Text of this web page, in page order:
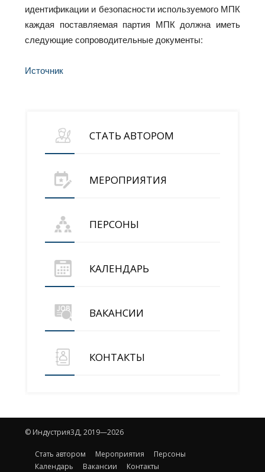
идентификации и безопасности используемого МПК
каждая поставляемая партия МПК должна иметь
следующие сопроводительные документы:
Источник
СТАТЬ АВТОРОМ
МЕРОПРИЯТИЯ
ПЕРСОНЫ
КАЛЕНДАРЬ
ВАКАНСИИ
КОНТАКТЫ
© Индустрия3Д, 2019—2026
Стать автором Мероприятия
Персоны
Календарь
Вакансии Контакты